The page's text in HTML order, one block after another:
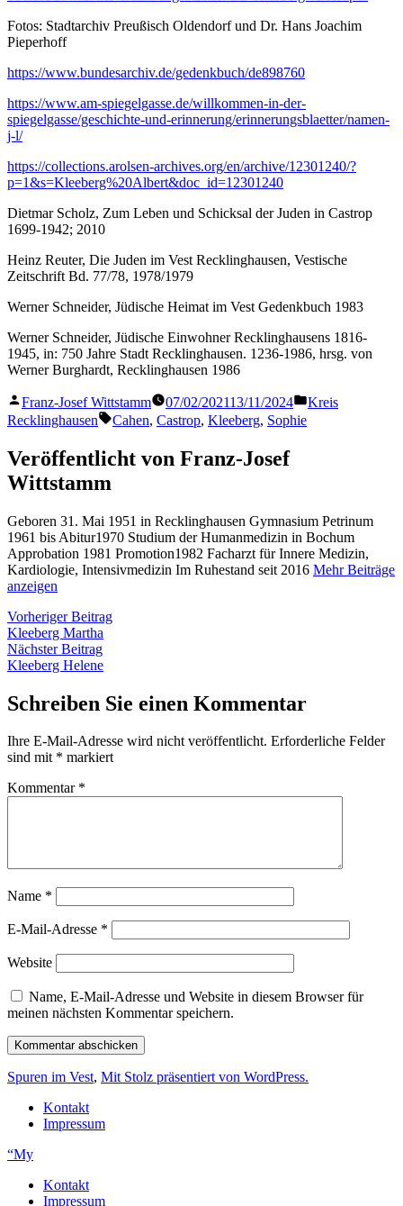
Fotos: Stadtarchiv Preußisch Oldendorf und Dr. Hans Joachim
Pieperhoff
https://www.bundesarchiv.de/gedenkbuch/de898760
https://www.am-spiegelgasse.de/willkommen-in-der-
spiegelgasse/geschichte-und-erinnerung/erinnerungsblaetter/namen-
j-l/
https://collections.arolsen-archives.org/en/archive/12301240/?
p=1&s=Kleeberg%20Albert&doc_id=12301240
Dietmar Scholz, Zum Leben und Schicksal der Juden in Castrop
1699-1942; 2010
Heinz Reuter, Die Juden im Vest Recklinghausen, Vestische
Zeitschrift Bd. 77/78, 1978/1979
Werner Schneider, Jüdische Heimat im Vest Gedenkbuch 1983
Werner Schneider, Jüdische Einwohner Recklinghausens 1816-
1945, in: 750 Jahre Stadt Recklinghausen. 1236-1986, hrsg. von
Werner Burghardt, Recklinghausen 1986
Veröffentlicht
von
Franz-Josef Wittstamm 07/02/202113/11/2024
Veröffentlicht
Kreis
Recklinghausen
Schlagwörter:
Cahen, Castrop, Kleeberg, Sophie
Veröffentlicht von Franz-Josef
Wittstamm
Geboren 31. Mai 1951 in Recklinghausen Gymnasium Petrinum
1961 bis Abitur1970 Studium der Humanmedizin in Bochum
Approbation 1981 Promotion1982 Facharzt für Innere Medizin,
Kardiologie, Intensivmedizin Im Ruhestand seit 2016 Mehr Beiträge
anzeigen
Beitragsnavigation
Vorheriger BeitragVorheriger
Kleeberg Martha
Nächster BeitragNächster
Beitrag:
Kleeberg Helene
Schreiben Sie einen Kommentar
Ihre E-Mail-Adresse wird nicht veröffentlicht. Erforderliche Felder
sind mit * markiert
Kommentar *
Name *
E-Mail-Adresse *
Website
Name, E-Mail-Adresse und Website in diesem Browser für
meinen nächsten Kommentar speichern.
Spuren im Vest, Mit Stolz präsentiert von WordPress.
Kontakt
Impressum
“My
Kontakt
Impressum